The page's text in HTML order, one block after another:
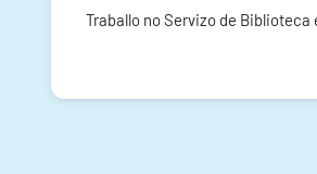
Traballo no Servizo de